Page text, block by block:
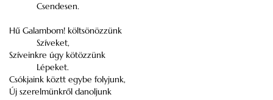
Csendesen.
Hű Galambom! költsönözzünk
Szíveket,
Szíveinkre úgy kötözzünk
Lépeket.
Csókjaink köztt egybe folyjunk,
Új szerelmünkről danoljunk